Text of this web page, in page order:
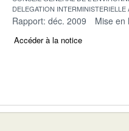
DELEGATION
Rapport: déc. 2009 Mise en
Accéder à la notice